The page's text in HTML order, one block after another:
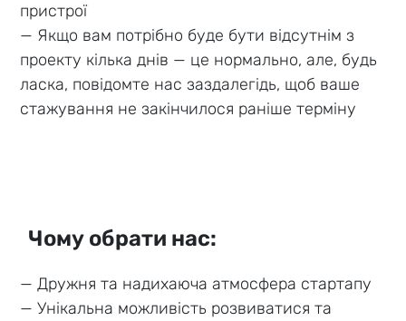
пристрої
— Якщо вам потрібно буде бути відсутнім з
проекту кілька днів — це нормально, але, будь
ласка, повідомте нас заздалегідь, щоб ваше
стажування не закінчилося раніше терміну
Чому обрати нас:
— Дружня та надихаюча атмосфера стартапу
— Унікальна можливість розвиватися та